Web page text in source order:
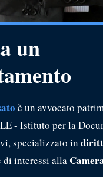
un
è un avvocato
- Istituto per la
specializzato in
di interessi alla